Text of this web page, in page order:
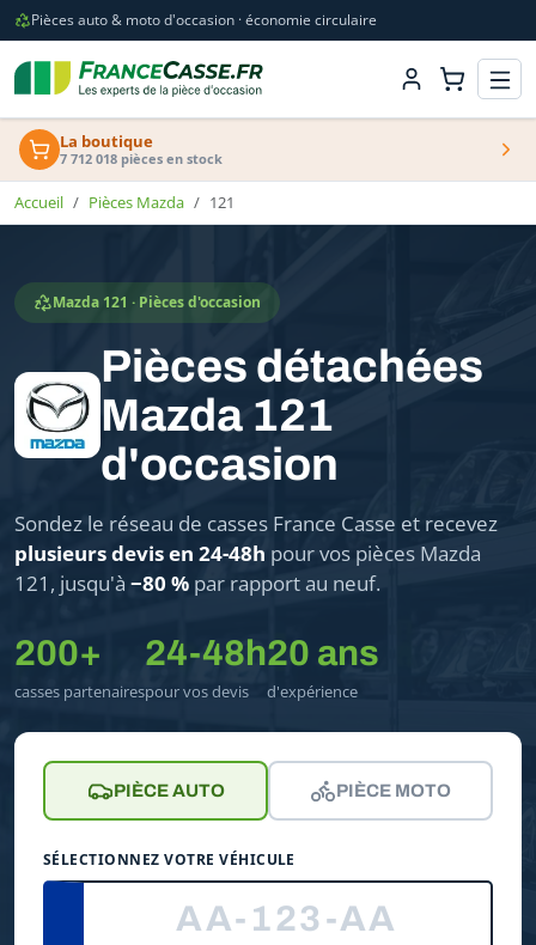
Pièces auto & moto d'occasion · économie circulaire
La boutique
7 712 018 pièces en stock
Accueil Pièces Mazda 121
Mazda 121 · Pièces d'occasion
Pièces détachées
Mazda 121
d'occasion
Sondez le réseau de casses France Casse et recevez
plusieurs devis en 24-48h pour vos pièces Mazda
121, jusqu'à −80 % par rapport au neuf.
200+
casses partenaires
24-48h
pour vos devis
20 ans
d'expérience
PIÈCE AUTO PIÈCE MOTO
SÉLECTIONNEZ VOTRE VÉHICULE